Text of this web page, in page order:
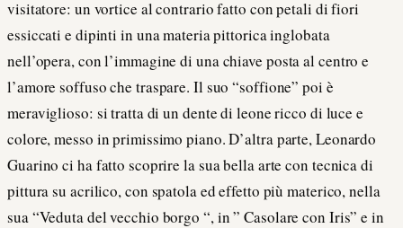
visitatore: un vortice al contrario fatto con petali di fiori
essiccati e dipinti in una materia pittorica inglobata
nell’opera, con l’immagine di una chiave posta al centro e
l’amore soffuso che traspare. Il suo “soffione” poi è
meraviglioso: si tratta di un dente di leone ricco di luce e
colore, messo in primissimo piano. D’altra parte, Leonardo
Guarino ci ha fatto scoprire la sua bella arte con tecnica di
pittura su acrilico, con spatola ed effetto più materico, nella
sua “Veduta del vecchio borgo “, in ” Casolare con Iris” e in